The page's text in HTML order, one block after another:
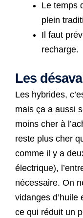
Le temps
plein
Il faut
recharge.
Les
Les hybrides,
mais ça a aussi
moins cher à
reste plus cher
comme il y a
électrique),
nécessaire. On
vidanges d’huile
ce qui réduit un